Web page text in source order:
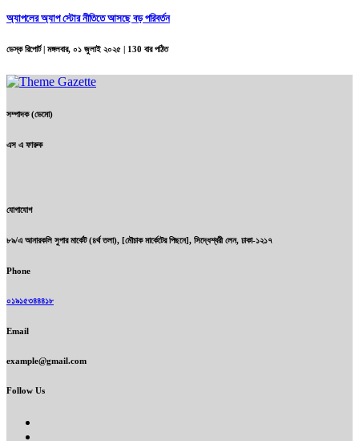
অ্যাপলের অ্যাপ স্টোর নীতিতে আসছে বড় পরিবর্তন
ডেস্ক রিপোর্ট | মঙ্গলবার, ০১ জুলাই ২০২৫ | 130 বার পঠিত
সম্পাদক (ডেমো)
এস এ ফারুক
যোগাযোগ
৮৯/এ আনারকলি সুপার মার্কেট (৪র্থ তলা), [মৌচাক মার্কেটের পিছনে], সিদ্ধেশ্বরী লেন, ঢাকা-১২১৭
Phone
০১৯১৫৩৪৪৪১৮
Email
example@gmail.com
Follow Us